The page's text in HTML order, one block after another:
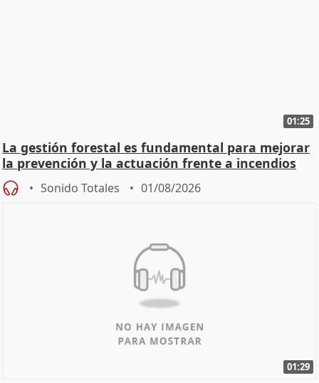
01:25
La gestión forestal es fundamental para mejorar
la prevención y la actuación frente a incendios
Sonido Totales 01/08/2026
01:29